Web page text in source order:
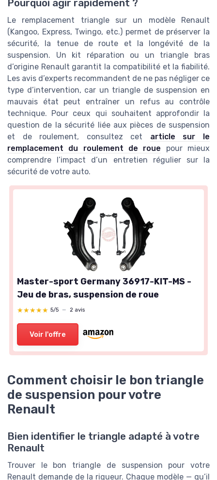
Pourquoi agir rapidement ?
Le remplacement triangle sur un modèle Renault
(Kangoo, Express, Twingo, etc.) permet de préserver la
sécurité, la tenue de route et la longévité de la
suspension. Un kit réparation ou un triangle bras
d’origine Renault garantit la compatibilité et la fiabilité.
Les avis d’experts recommandent de ne pas négliger ce
type d’intervention, car un triangle de suspension en
mauvais état peut entraîner un refus au contrôle
technique. Pour ceux qui souhaitent approfondir la
question de la sécurité liée aux pièces de suspension
et de roulement, consultez cet article sur le
remplacement du roulement de roue pour mieux
comprendre l’impact d’un entretien régulier sur la
sécurité de votre auto.
Master-sport Germany 36917-KIT-MS -
Jeu de bras, suspension de roue
★★★★★
★★★★★ 5/5 — 2 avis
Voir l'offre
Comment choisir le bon triangle
de suspension pour votre
Renault
Bien identifier le triangle adapté à votre
Renault
Trouver le bon triangle de suspension pour votre
Renault demande de la rigueur. Chaque modèle — qu’il